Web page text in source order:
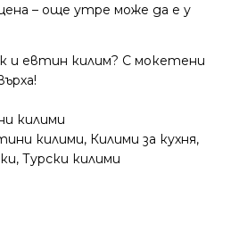
– още утре може да е у
и евтин килим? С мокетени
килими
килими, Килими за кухня,
,Турски килими